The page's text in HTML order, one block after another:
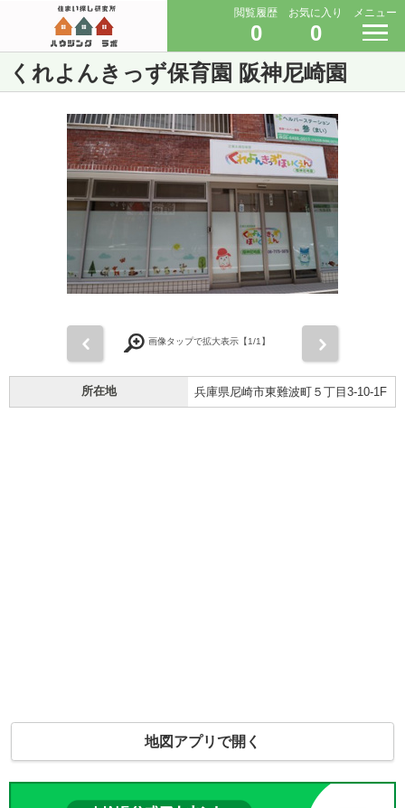
閲覧履歴
0
お気に入り
0
メニュー
くれよんきっず保育園 阪神尼崎園
画像タップで拡大表示【1/1】
所在地 兵庫県尼崎市東難波町５丁目3-10-1F
地図アプリで開く